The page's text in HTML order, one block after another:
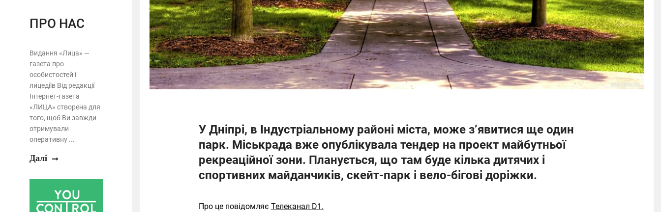
ПРО НАС
Видання «Лица» —
газета про
особистостей і
лицедіїв Від редакції
Інтернет-газета
«ЛИЦА» створена для
того, щоб Ви завжди
отримували
оперативну ...
Далі
У Дніпрі, в Індустріальному районі міста, може з’явитися ще один
парк. Міськрада вже опублікувала тендер на проект майбутньої
рекреаційної зони. Планується, що там буде кілька дитячих і
спортивних майданчиків, скейт-парк і вело-бігові доріжки.
Про це повідомляє Телеканал D1.